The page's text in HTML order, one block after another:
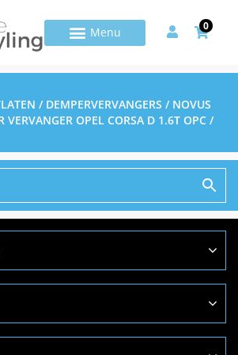
0
/ DEMPERVERVANGERS / NOVUS
VERVANGER OPEL CORSA D 1.6T OPC /